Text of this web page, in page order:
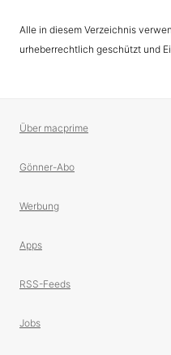
Alle in diesem Verzeichnis
urheberrechtlich geschützt und
Über macprime
Gönner-Abo
Werbung
Apps
RSS-Feeds
Jobs